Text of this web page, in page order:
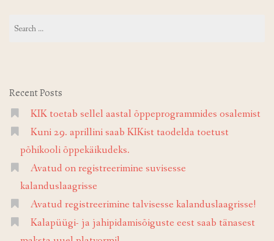
for:
Recent Posts
KIK toetab sellel aastal õppeprogrammides osalemist
Kuni 29. aprillini saab KIKist taodelda toetust
põhikooli õppekäikudeks.
Avatud on registreerimine suvisesse
kalanduslaagrisse
Avatud registreerimine talvisesse kalanduslaagrisse!
Kalapüügi- ja jahipidamisõiguste eest saab tänasest